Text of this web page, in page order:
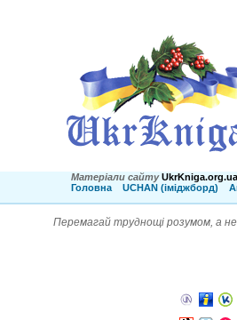
Матеріали сайту UkrKniga.org.ua
Головна
UCHAN (іміджборд)
Перемагай труднощі розумом, а